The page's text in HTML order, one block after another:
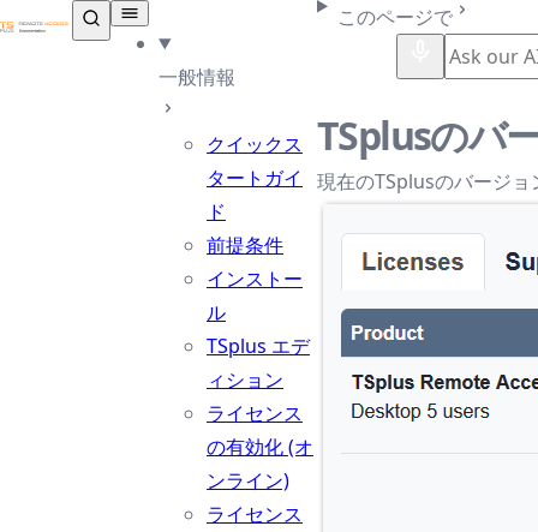
TSplus ドキュメンテーション ®
一般情報
クイックス
タートガイ
ド
前提条件
インストー
ル
TSplus エデ
ィション
ライセンス
の有効化 (オ
ンライン)
ライセンス
このページで
TSplusのバ
現在のTSplusのバージ